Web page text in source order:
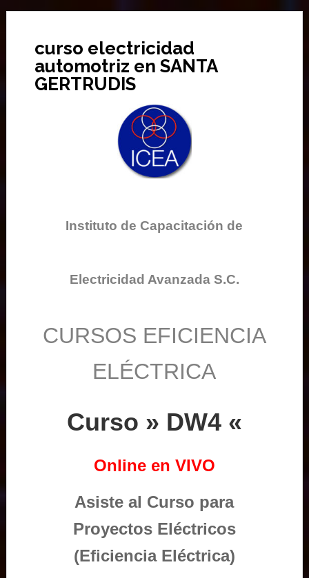
curso electricidad
automotriz en SANTA
GERTRUDIS
Instituto de Capacitación de
Electricidad Avanzada S.C.
CURSOS EFICIENCIA
ELÉCTRICA
Curso » DW4 «
Online en VIVO
Asiste al Curso para
Proyectos Eléctricos
(Eficiencia Eléctrica)